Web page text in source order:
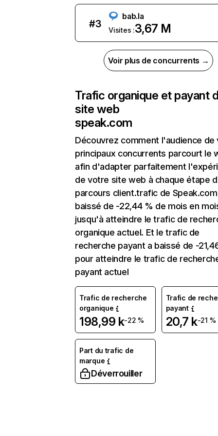
#3
bab.la
Visites :3,67 M
Voir plus de concurrents →
Trafic organique et payant
site web
speak.com
Découvrez comment l'audience de
principaux concurrents parcourt le
afin d'adapter parfaitement
de votre site web à chaque étape
parcours client.trafic de
baissé de -22,44 % de mois en
jusqu'à atteindre le trafic de
organique actuel. Et le trafic de
recherche payant a baissé de -
pour atteindre le trafic de
payant actuel
Trafic de recherche
organique
198,99 k-22 %
Trafic de
payant
20,7 k-21 %
Part du trafic de
marque
Déverrouiller